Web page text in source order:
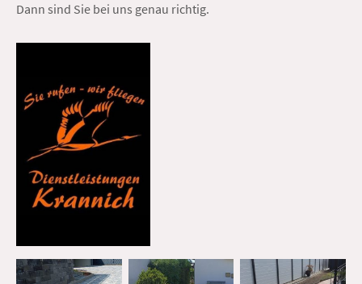
Dann sind Sie bei uns genau richtig.